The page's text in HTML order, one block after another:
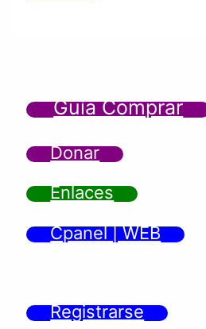
Guía Comprar
Donar
Enlaces
Cpanel | WEB
Registrarse